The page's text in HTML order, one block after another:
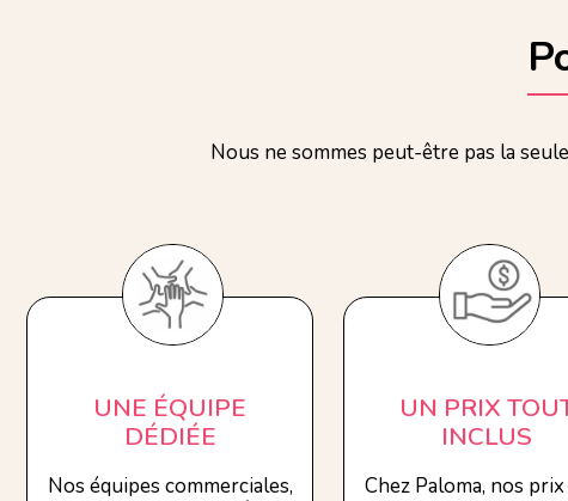
Nous ne sommes peut-être pas la
UNE ÉQUIPE
DÉDIÉE
Nos équipes commerciales,
UN PRIX
INCLUS
Chez Paloma, nos